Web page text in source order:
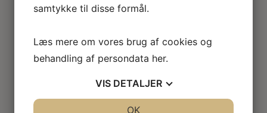
Kurveflet
Miniature ting
Tekstiler & accessoires
Orkis duge / flakoner
Miniature lingeri
samtykke til disse formål.
Læs mere om vores brug af cookies og
behandling af persondata her.
VIS DETALJER
OK